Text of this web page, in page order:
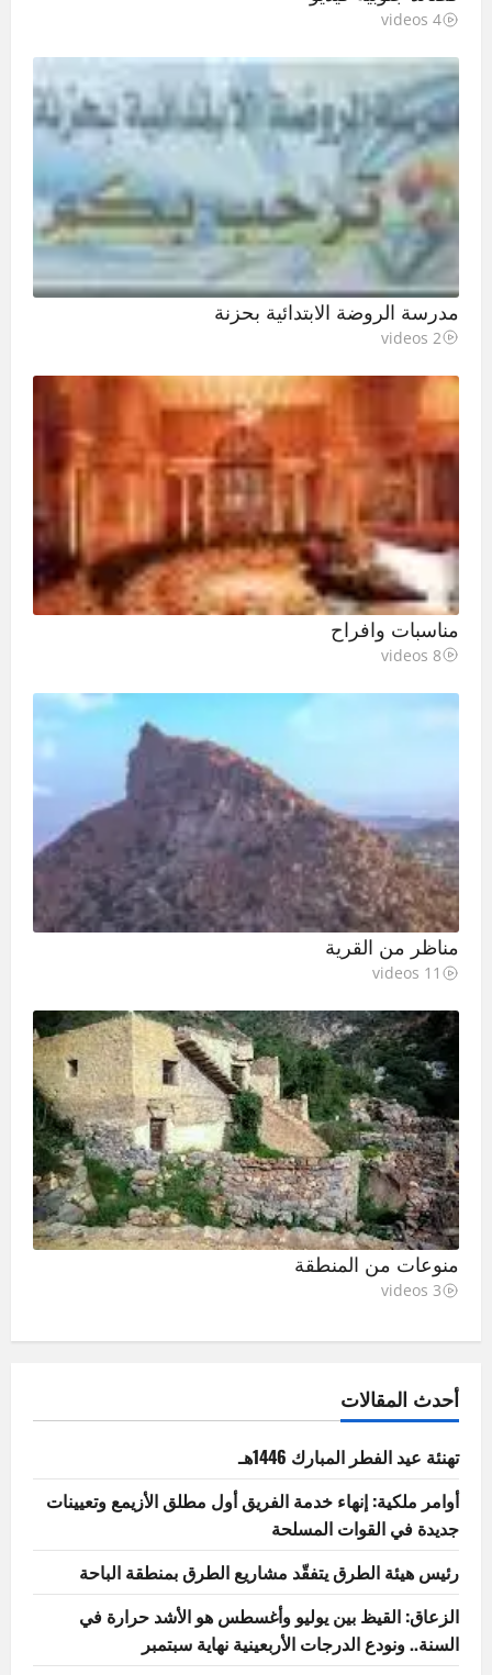
4 videos
مدرسة الروضة الابتدائية بحزنة
2 videos
مناسبات وافراح
8 videos
مناظر من القرية
11 videos
منوعات من المنطقة
3 videos
أحدث المقالات
تهنئة عيد الفطر المبارك 1446هـ
أوامر ملكية: إنهاء خدمة الفريق أول مطلق الأزيمع وتعيينات
جديدة في القوات المسلحة
رئيس هيئة الطرق يتفقّد مشاريع الطرق بمنطقة الباحة
الزعاق: القيظ بين يوليو وأغسطس هو الأشد حرارة في
السنة.. ونودع الدرجات الأربعينية نهاية سبتمبر